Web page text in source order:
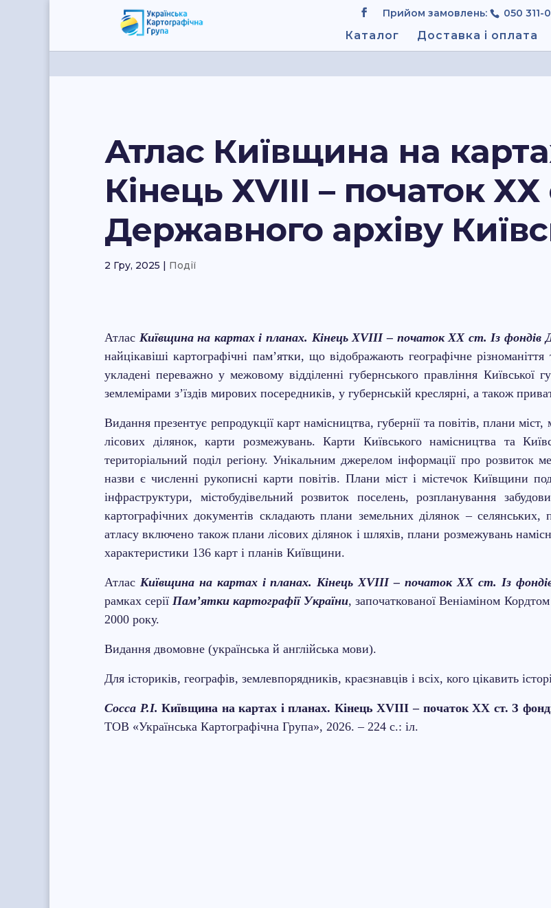
Прийом замовлень: 050 311-
Каталог Доставка і оплата
Атлас Київщина на
Кінець ХVІІІ – початок
Державного архіву
2 Гру, 2025 | Події
Атлас Київщина на картах і планах. Кінець ХVІІІ – початок ХХ ст. Із фондів
найцікавіші картографічні пам’ятки, що відображають географічне
укладені переважно у межовому відділенні губернського правління Київської
землемірами з’їздів мирових посередників, у губернській креслярні, а також
Видання презентує репродукції карт намісництва, губернії та повітів, плани
лісових ділянок, карти розмежувань. Карти Київського намісництва та
територіальний поділ регіону. Унікальним джерелом інформації про розвиток
назви є численні рукописні карти повітів. Плани міст і містечок Київщини
інфраструктури, містобудівельний розвиток поселень, розпланування
картографічних документів складають плани земельних ділянок –
атласу включено також плани лісових ділянок і шляхів, плани розмежувань
характеристики 136 карт і планів Київщини.
Атлас Київщина на картах і планах. Кінець ХVІІІ – початок ХХ ст. Із фондів
рамках серіїПам’ятки картографії України, започаткованої Веніаміном
2000 року.
Видання двомовне (українська й англійська мови).
Для істориків, географів, землевпорядників, краєзнавців і всіх, кого цікавить
Сосса Р.І. Київщина на картах і планах. Кінець ХVІІІ – початок ХХ ст. З
ТОВ «Українська Картографічна Група», 2026. – 224 с.: іл.